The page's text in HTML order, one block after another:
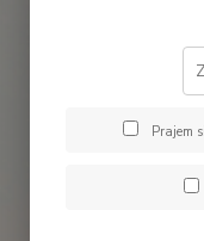
Prajem